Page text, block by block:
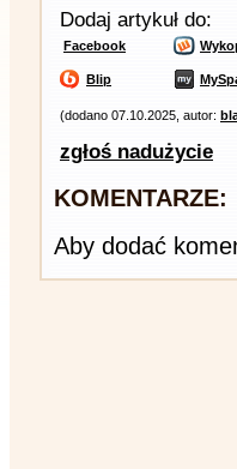
Dodaj artykuł do:
Facebook
Blip
(dodano 07.10.2025, autor:
zgłoś nadużycie
KOMENTARZE:
Aby dodać